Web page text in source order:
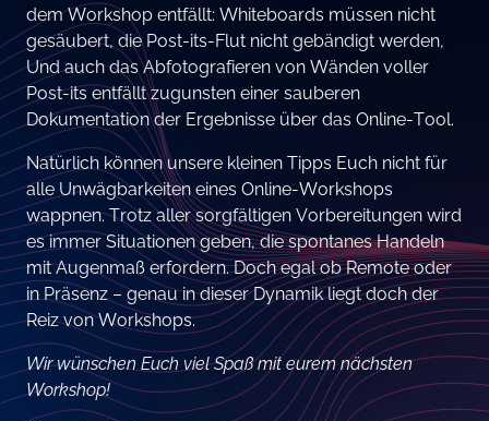
dem Workshop entfällt: Whiteboards müssen nicht
gesäubert, die Post-its-Flut nicht gebändigt werden,
Und auch das Abfotografieren von Wänden voller
Post-its entfällt zugunsten einer sauberen
Dokumentation der Ergebnisse über das Online-Tool.
Natürlich können unsere kleinen Tipps Euch nicht für
alle Unwägbarkeiten eines Online-Workshops
wappnen. Trotz aller sorgfältigen Vorbereitungen wird
es immer Situationen geben, die spontanes Handeln
mit Augenmaß erfordern. Doch egal ob Remote oder
in Präsenz – genau in dieser Dynamik liegt doch der
Reiz von Workshops.
Wir wünschen Euch viel Spaß mit eurem nächsten
Workshop!